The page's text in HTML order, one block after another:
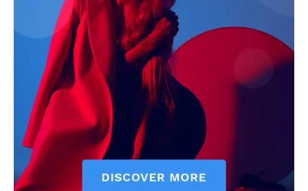
Privacy Policy
Terms of Use Agreement
Facebook
X WhatsApp
Share